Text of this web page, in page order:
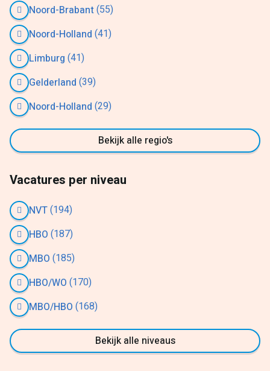
Noord-Brabant(55)
Noord-Holland (41)
Limburg (41)
Gelderland (39)
Noord-Holland (29)
Bekijk alle regio's
Vacatures per niveau
NVT(194)
HBO (187)
MBO (185)
HBO/WO (170)
MBO/HBO (168)
Bekijk alle niveaus